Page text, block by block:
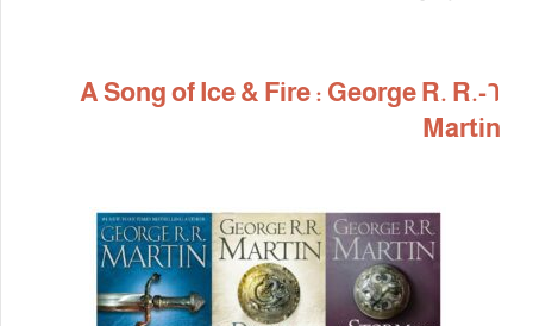
٦-A Song of Ice & Fire : George R. R.
Martin